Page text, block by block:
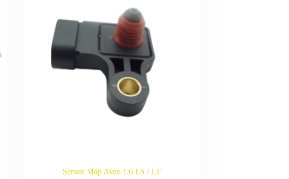
Sensor Map Aveo 1.6 LS / LT